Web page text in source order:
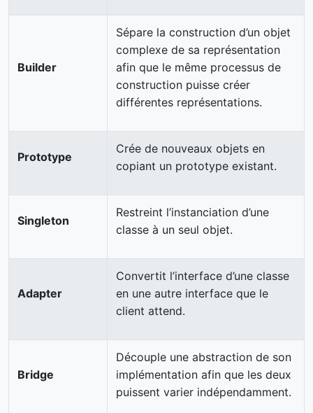
Builder
Sépare la construction d’un objet
complexe de sa représentation
afin que le même processus de
construction puisse créer
différentes représentations.
Prototype
Crée de nouveaux objets en
copiant un prototype existant.
Singleton
Restreint l’instanciation d’une
classe à un seul objet.
Adapter
Convertit l’interface d’une classe
en une autre interface que le
client attend.
Bridge
Découple une abstraction de son
implémentation afin que les deux
puissent varier indépendamment.